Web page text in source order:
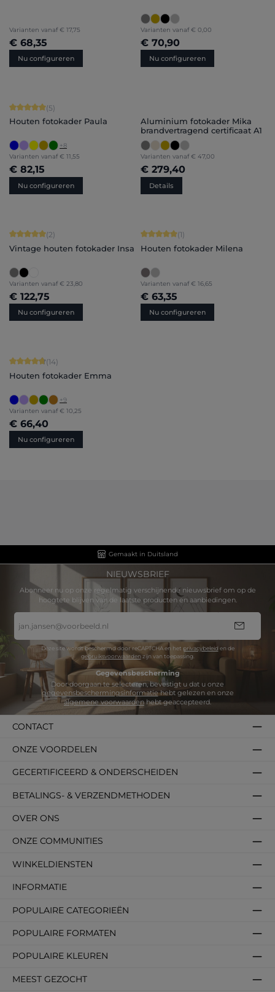
Varianten vanaf € 17,75
€ 68,35
Nu configureren
Varianten vanaf € 0,00
€ 70,90
Nu configureren
Gemiddelde score van 5 op 5 sterren
(5)
Houten fotokader Paula
+8
Varianten vanaf € 11,55
€ 82,15
Nu configureren
Aluminium fotokader Mika
brandvertragend certificaat A1
Varianten vanaf € 47,00
€ 279,40
Details
Gemiddelde score van 5 op 5 sterren
(2)
Vintage houten fotokader Insa
Varianten vanaf € 23,80
€ 122,75
Nu configureren
Gemiddelde score van 5 op 5 sterren
(1)
Houten fotokader Milena
Varianten vanaf € 16,65
€ 63,35
Nu configureren
Gemiddelde score van 4.86 op 5 sterren
(14)
Houten fotokader Emma
+9
Varianten vanaf € 10,25
€ 66,40
Nu configureren
Gemaakt in Duitsland
NIEUWSBRIEF
Abonneer nu op onze regelmatig verschijnende nieuwsbrief om op de
hoogtete blijven van de laatste producten en aanbiedingen.
mailadres
*
Deze site wordt beschermd door reCAPTCHA en het privacybeleid en de
gebruiksvoorwaarden zijn van toepassing.
Gegevensbescherming
gegevensbeschermingsinformatie
algemene voorwaardenhebt geaccepteerd.
CONTACT
WINKELDIENSTEN
INFORMATIE
POPULAIRE CATEGORIEËN
POPULAIRE FORMATEN
POPULAIRE KLEUREN
MEEST GEZOCHT
BETALINGS- & VERZENDMETHODEN
OVER ONS
GECERTIFICEERD & ONDERSCHEIDEN
ONZE VOORDELEN
ONZE COMMUNITIES